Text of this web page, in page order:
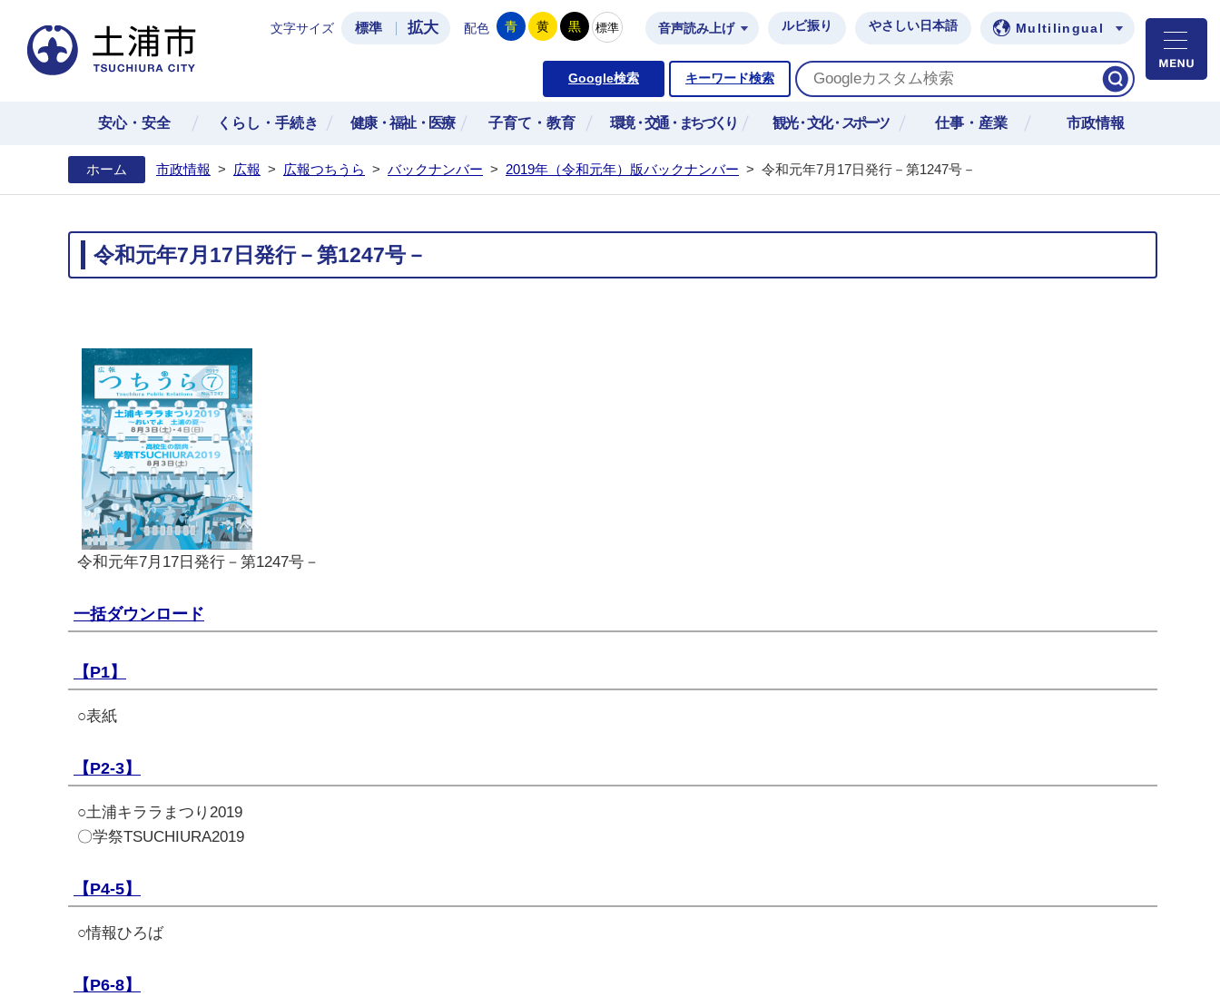
土浦市公式ホームページ
文字サイズ 標準 拡大 配色 青 黄 黒 標準 音声読み上げ ルビ振り やさしい日本語 Multilingual
Google検索 キーワード検索
安心・安全 くらし・手続き 健康・福祉・医療 子育て・教育 環境・交通・まちづくり 観光・文化・スポーツ 仕事・産業 市政情報
ホーム 市政情報 > 広報 > 広報つちうら > バックナンバー > 2019年（令和元年）版バックナンバー > 令和元年7月17日発行－第1247号－
令和元年7月17日発行－第1247号－
令和元年7月17日発行－第1247号－
一括ダウンロード
【P1】
○表紙
【P2-3】
○土浦キララまつり2019
〇学祭TSUCHIURA2019
【P4-5】
○情報ひろば
【P6-8】